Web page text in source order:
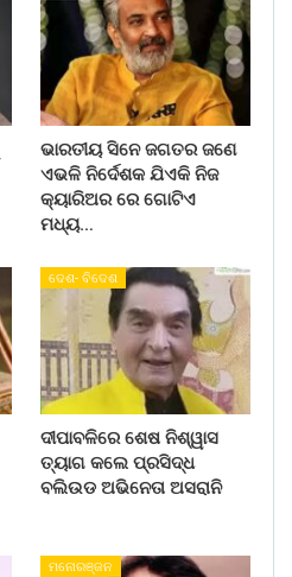
ଭାରତୀୟ ସିନେ ଜଗତର ଜଣେ
ଏଭଳି ନିର୍ଦେଶକ ଯିଏକି ନିଜ
କ୍ୟାରିଅର ରେ ଗୋଟିଏ
ମଧ୍ୟ…
ଦେଶ- ବିଦେଶ
ଦୀପାବଳିରେ ଶେଷ ନିଶ୍ୱାସ
ତ୍ୟାଗ କଲେ ପ୍ରସିଦ୍ଧ
ବଲିଉଡ ଅଭିନେତା ଅସରାନି
ମନୋରଞ୍ଜନ